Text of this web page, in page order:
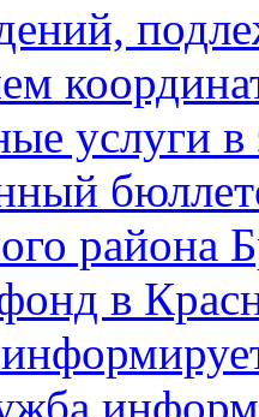
услуги в
района
в